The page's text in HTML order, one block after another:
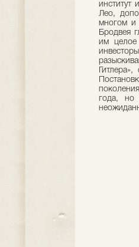
Лео,
многом и
Бродвея
им целое
года, но